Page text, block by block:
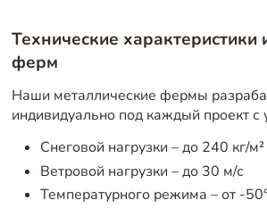
Технические характеристики
ферм
Наши металлические фермы
индивидуально под каждый проект с
Снеговой нагрузки – до 240 кг/м²
Ветровой нагрузки – до 30 м/с
Температурного режима – от -